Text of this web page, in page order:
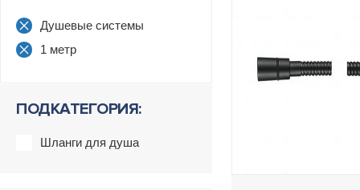
Душевые системы
1 метр
ПОДКАТЕГОРИЯ:
Шланги для душа